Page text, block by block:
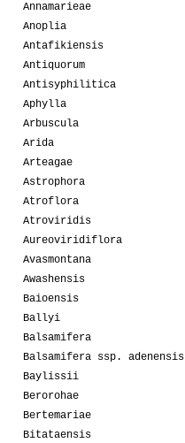
Annamarieae
Anoplia
Antafikiensis
Antiquorum
Antisyphilitica
Aphylla
Arbuscula
Arida
Arteagae
Astrophora
Atroflora
Atroviridis
Aureoviridiflora
Avasmontana
Awashensis
Baioensis
Ballyi
Balsamifera
Balsamifera ssp. adenensis
Baylissii
Berorohae
Bertemariae
Bitataensis